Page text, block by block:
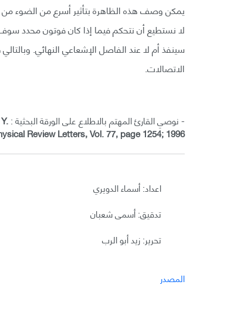
يمكن وصف هذه الظاهرة بتأثير أسرع من الضوء من
لا نستطيع أن نتحكم فيما إذا كان فوتون محدد سوف
سينفذ أم لا عند الفاصل الإشعاعي النهائي.
الاتصالات.
- نوصي القارئ المهتم بالاطلاع على الورقة البحثية :
Review Letters, Vol. 77, page 1254; 1996
اعداد: أسماء الدويري
تدقيق: أسمى شعبان
تحرير: زيد أبو الرب
المصدر